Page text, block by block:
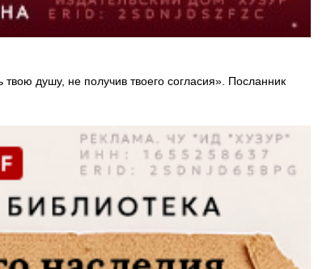
душу, не получив твоего согласия». Посланник